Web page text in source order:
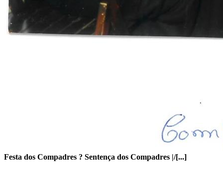
Festa dos Compadres ? Sentença dos Compadres |/[...]